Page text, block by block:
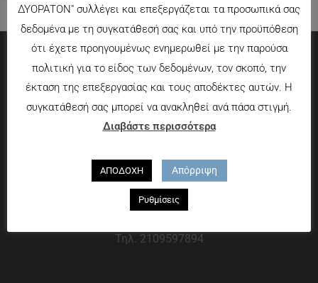
Πληροφορίες
Τρόποι πληρωμής
Τρόποι αποστολής
Που θα μας βρείτε
Χαροκόπου 13-15, Αθήνα 176 72
Τηλ. 2109597894
ΔΥΟΡΑΤΟΝ" συλλέγει και επεξεργάζεται τα προσωπικά σας
δεδομένα με τη συγκατάθεσή σας και υπό την προϋπόθεση
ότι έχετε προηγουμένως ενημερωθεί με την παρούσα
πολιτική για το είδος των δεδομένων, τον σκοπό, την
έκταση της επεξεργασίας και τους αποδέκτες αυτών. Η
συγκατάθεσή σας μπορεί να ανακληθεί ανά πάσα στιγμή.
Διαβάστε περισσότερα
ΑΠΟΔΟΧΗ Απόρριψη
Ρυθμίσεις